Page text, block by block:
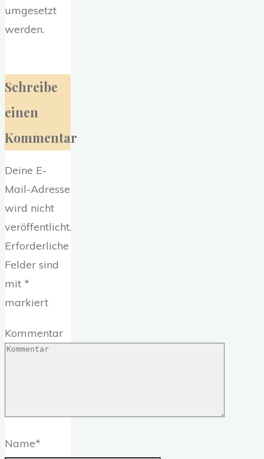
umgesetzt
werden.
Schreibe
einen
Kommentar
Deine E-
Mail-Adresse
wird nicht
veröffentlicht.
Erforderliche
Felder sind
mit *
markiert
Kommentar
Name*